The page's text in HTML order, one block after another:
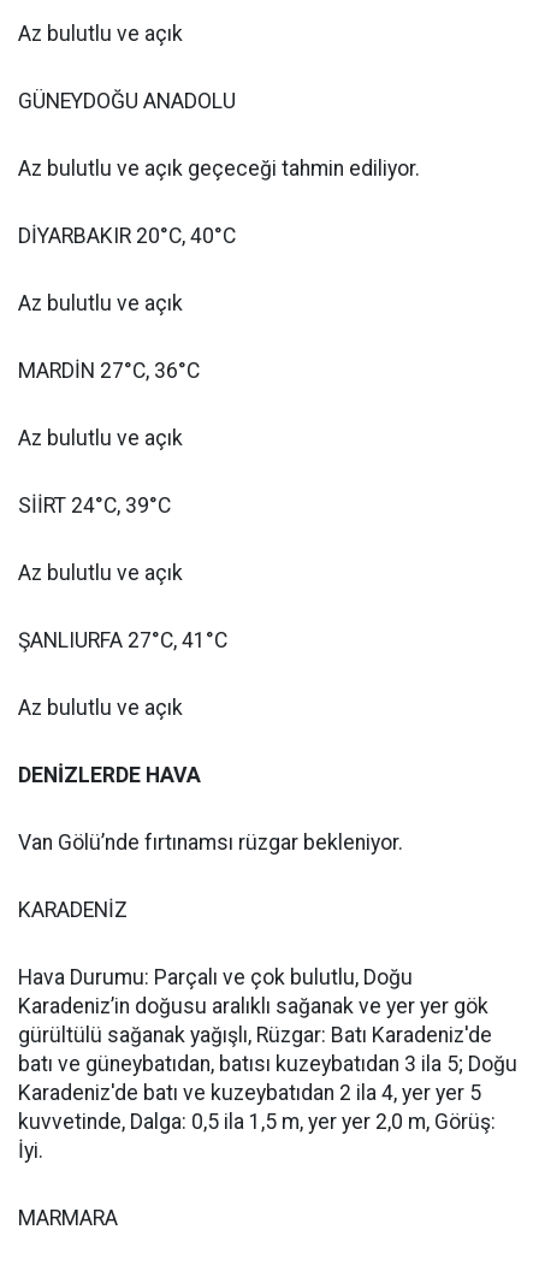
Az bulutlu ve açık
GÜNEYDOĞU ANADOLU
Az bulutlu ve açık geçeceği tahmin ediliyor.
DİYARBAKIR 20°C, 40°C
Az bulutlu ve açık
MARDİN 27°C, 36°C
Az bulutlu ve açık
SİİRT 24°C, 39°C
Az bulutlu ve açık
ŞANLIURFA 27°C, 41°C
Az bulutlu ve açık
DENİZLERDE HAVA
Van Gölü’nde fırtınamsı rüzgar bekleniyor.
KARADENİZ
Hava Durumu: Parçalı ve çok bulutlu, Doğu
Karadeniz’in doğusu aralıklı sağanak ve yer yer gök
gürültülü sağanak yağışlı, Rüzgar: Batı Karadeniz'de
batı ve güneybatıdan, batısı kuzeybatıdan 3 ila 5; Doğu
Karadeniz'de batı ve kuzeybatıdan 2 ila 4, yer yer 5
kuvvetinde, Dalga: 0,5 ila 1,5 m, yer yer 2,0 m, Görüş:
İyi.
MARMARA